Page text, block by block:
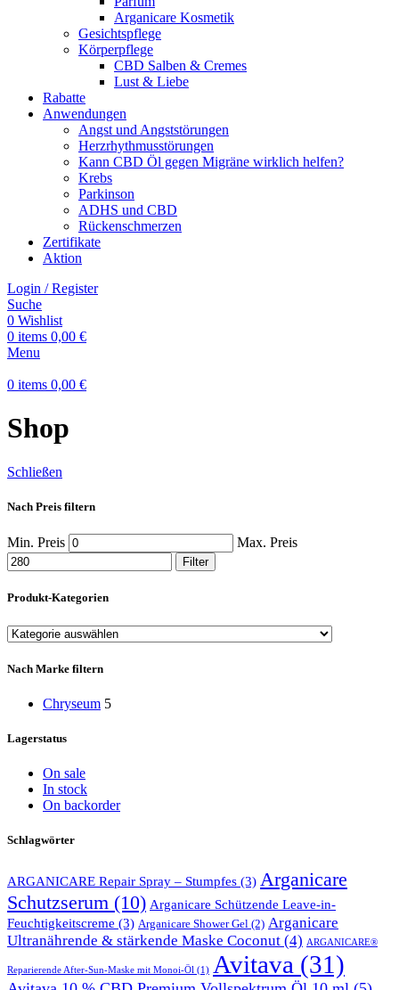
Arganicare Kosmetik
Gesichtspflege
Körperpflege
CBD Salben & Cremes
Lust & Liebe
Rabatte
Anwendungen
Angst und Angststörungen
Herzrhythmusstörungen
Kann CBD Öl gegen Migräne wirklich helfen?
Krebs
Parkinson
ADHS und CBD
Rückenschmerzen
Zertifikate
Aktion
Login / Register
Suche
0 Wishlist
0 items 0,00 €
Menu
0 items 0,00 €
Shop
Schließen
Nach Preis filtern
Min. Preis Max. Preis
Filter
Produkt-Kategorien
Nach Marke filtern
Chryseum 5
Lagerstatus
On sale
In stock
On backorder
Schlagwörter
ARGANICARE Repair Spray – Stumpfes (3) Arganicare
Schutzserum (10) Arganicare Schützende Leave-in-
Feuchtigkeitscreme (3) Arganicare Shower Gel (2) Arganicare
Ultranährende & stärkende Maske Coconut (4) ARGANICARE®
Reparierende After-Sun-Maske mit Monoi-Öl (1) Avitava (31)